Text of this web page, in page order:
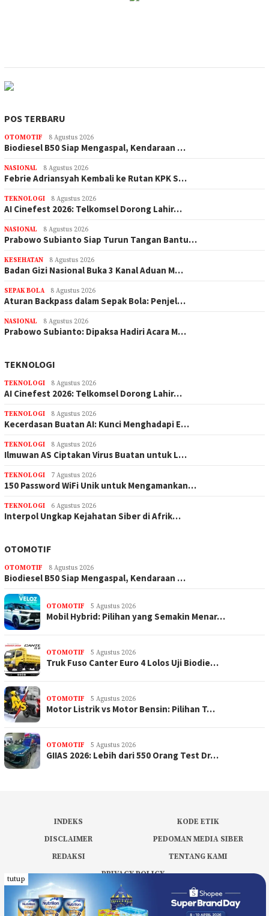
POS TERBARU
OTOMOTIF 8 Agustus 2026
Biodiesel B50 Siap Mengaspal, Kendaraan …
NASIONAL 8 Agustus 2026
Febrie Adriansyah Kembali ke Rutan KPK S…
TEKNOLOGI 8 Agustus 2026
AI Cinefest 2026: Telkomsel Dorong Lahir…
NASIONAL 8 Agustus 2026
Prabowo Subianto Siap Turun Tangan Bantu…
KESEHATAN 8 Agustus 2026
Badan Gizi Nasional Buka 3 Kanal Aduan M…
SEPAK BOLA 8 Agustus 2026
Aturan Backpass dalam Sepak Bola: Penjel…
NASIONAL 8 Agustus 2026
Prabowo Subianto: Dipaksa Hadiri Acara M…
TEKNOLOGI
TEKNOLOGI 8 Agustus 2026
AI Cinefest 2026: Telkomsel Dorong Lahir…
TEKNOLOGI 8 Agustus 2026
Kecerdasan Buatan AI: Kunci Menghadapi E…
TEKNOLOGI 8 Agustus 2026
Ilmuwan AS Ciptakan Virus Buatan untuk L…
TEKNOLOGI 7 Agustus 2026
150 Password WiFi Unik untuk Mengamankan…
TEKNOLOGI 6 Agustus 2026
Interpol Ungkap Kejahatan Siber di Afrik…
OTOMOTIF
OTOMOTIF 8 Agustus 2026
Biodiesel B50 Siap Mengaspal, Kendaraan …
OTOMOTIF 5 Agustus 2026
Mobil Hybrid: Pilihan yang Semakin Menar…
OTOMOTIF 5 Agustus 2026
Truk Fuso Canter Euro 4 Lolos Uji Biodie…
OTOMOTIF 5 Agustus 2026
Motor Listrik vs Motor Bensin: Pilihan T…
OTOMOTIF 5 Agustus 2026
GIIAS 2026: Lebih dari 550 Orang Test Dr…
INDEKS
KODE ETIK
DISCLAIMER
PEDOMAN MEDIA SIBER
REDAKSI
TENTANG KAMI
PRIVACY POLICY
tutup